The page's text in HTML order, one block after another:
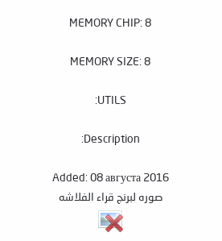
MEMORY CHIP: 8
MEMORY SIZE: 8
UTILS:
Description:
Added: 08 августа 2016
صوره لبرنج قراء الفلاشه